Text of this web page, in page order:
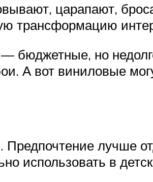
царапают,
трансформацию
бюджетные, но
А вот виниловые
Предпочтение лучше
использовать в